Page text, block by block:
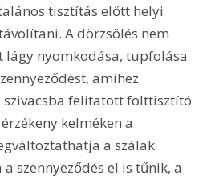
tisztítás előtt helyi
A dörzsölés nem
nyomkodása, tupfolása
amihez
szivacsba felitatott folttisztító
kelméken a
a szálak
szennyeződés el is tűnik, a